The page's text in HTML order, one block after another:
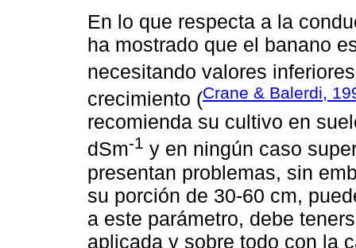
En lo que respecta a la
ha mostrado que el banano
necesitando valores
crecimiento (Crane & Balerdi,
recomienda su cultivo en
dSm-1 y en ningún caso
presentan problemas, sin
su porción de 30-60 cm,
a este parámetro, debe
aplicada y sobre todo con la